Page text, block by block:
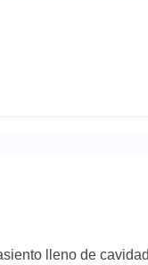
lleno de